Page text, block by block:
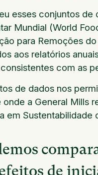
esses conjuntos
Mundial (World
para Remoções
aos relatórios
com as
de dados nos
a General Mills
em Sustentabilidade
de